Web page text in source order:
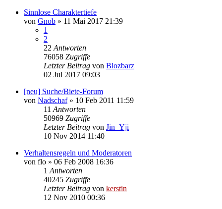
Sinnlose Charaktertiefe
von Gnob » 11 Mai 2017 21:39
1
2
22 Antworten
76058 Zugriffe
Letzter Beitrag von Blozbarz
02 Jul 2017 09:03
[neu] Suche/Biete-Forum
von Nadschaf» 10 Feb 2011 11:59
11 Antworten
50969 Zugriffe
Letzter Beitrag von Jin_Yji
10 Nov 2014 11:40
Verhaltensregeln und Moderatoren
von flo » 06 Feb 2008 16:36
1 Antworten
40245 Zugriffe
Letzter Beitrag von kerstin
12 Nov 2010 00:36